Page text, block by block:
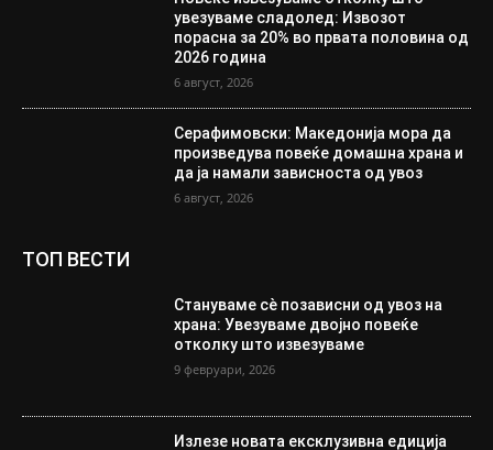
увезуваме сладолед: Извозот
порасна за 20% во првата половина од
2026 година
6 август, 2026
Серафимовски: Македонија мора да
произведува повеќе домашна храна и
да ја намали зависноста од увоз
6 август, 2026
ТОП ВЕСТИ
Стануваме сè позависни од увоз на
храна: Увезуваме двојно повеќе
отколку што извезуваме
9 февруари, 2026
Излезе новата ексклузивна едиција